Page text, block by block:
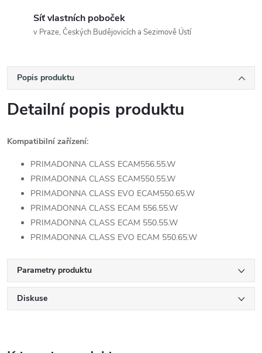
Síť vlastních poboček
v Praze, Českých Budějovicích a Sezimově Ústí
Popis produktu
Detailní popis produktu
Kompatibilní zařízení:
PRIMADONNA CLASS ECAM556.55.W
PRIMADONNA CLASS ECAM550.55.W
PRIMADONNA CLASS EVO ECAM550.65.W
PRIMADONNA CLASS ECAM 556.55.W
PRIMADONNA CLASS ECAM 550.55.W
PRIMADONNA CLASS EVO ECAM 550.65.W
Parametry produktu
Diskuse